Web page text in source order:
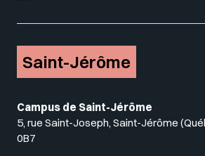
Saint-Jérôme
Campus de Saint-Jérôme
5, rue Saint-Joseph, Saint-Jérôme
0B7